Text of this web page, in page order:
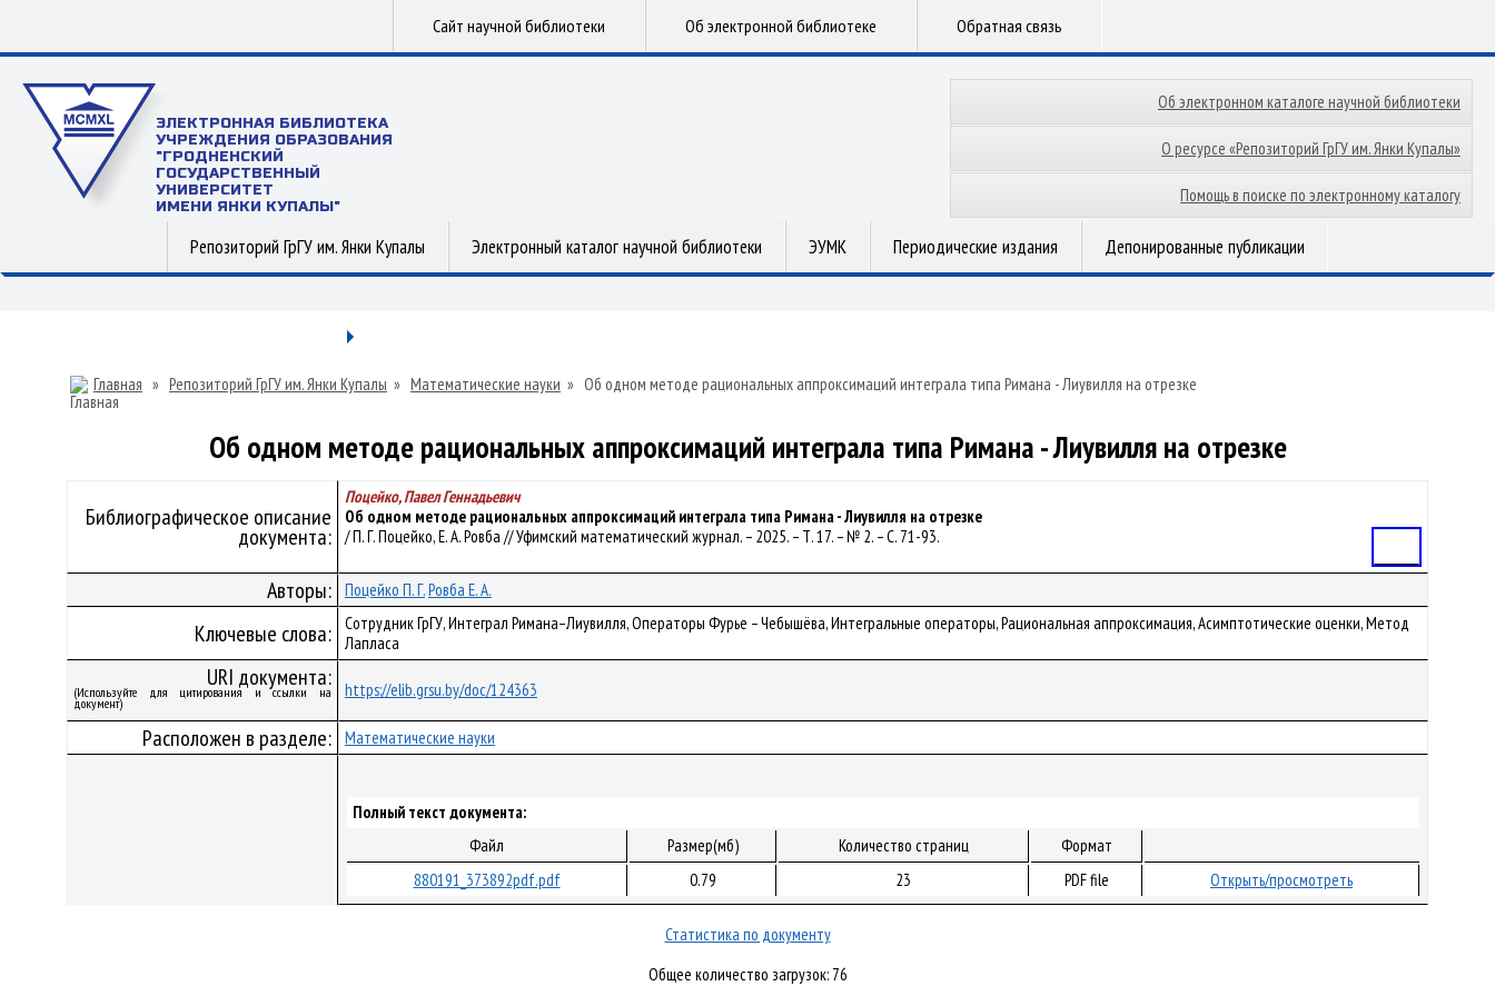
Сайт научной библиотеки Об электронной библиотеке Обратная связь
ЭЛЕКТРОННАЯ БИБЛИОТЕКА
УЧРЕЖДЕНИЯ ОБРАЗОВАНИЯ
"ГРОДНЕНСКИЙ
ГОСУДАРСТВЕННЫЙ
УНИВЕРСИТЕТ
ИМЕНИ ЯНКИ КУПАЛЫ"
Об электронном каталоге научной библиотеки
О ресурсе «Репозиторий ГрГУ им. Янки Купалы»
Помощь в поиске по электронному каталогу
Репозиторий ГрГУ им. Янки Купалы Электронный каталог научной библиотеки ЭУМК Периодические издания Депонированные публикации
Главная » Репозиторий ГрГУ им. Янки Купалы » Математические науки » Об одном методе рациональных аппроксимаций интеграла типа Римана - Лиувилля на отрезке
Об одном методе рациональных аппроксимаций интеграла типа Римана - Лиувилля на отрезке
Библиографическое описание
документа:
Поцейко, Павел Геннадьевич
Об одном методе рациональных аппроксимаций интеграла типа Римана - Лиувилля на отрезке
/ П. Г. Поцейко, Е. А. Ровба // Уфимский математический журнал. – 2025. – Т. 17. – № 2. – С. 71-93.
Авторы: Поцейко П. Г.Ровба Е. А.
Ключевые слова:
Сотрудник ГрГУ, Интеграл Римана–Лиувилля, Операторы Фурье – Чебышёва, Интегральные операторы, Рациональная аппроксимация, Асимптотические оценки, Метод
Лапласа
URI документа:
(Используйте для цитирования и ссылки на
документ)
https://elib.grsu.by/doc/124363
Расположен в разделе: Математические науки
Полный текст документа:
Файл
Размер(мб) Количество страниц
Формат
880191_373892pdf.pdf
0.79 23 PDF file Открыть/просмотреть
Статистика по документу
Общее количество загрузок: 76